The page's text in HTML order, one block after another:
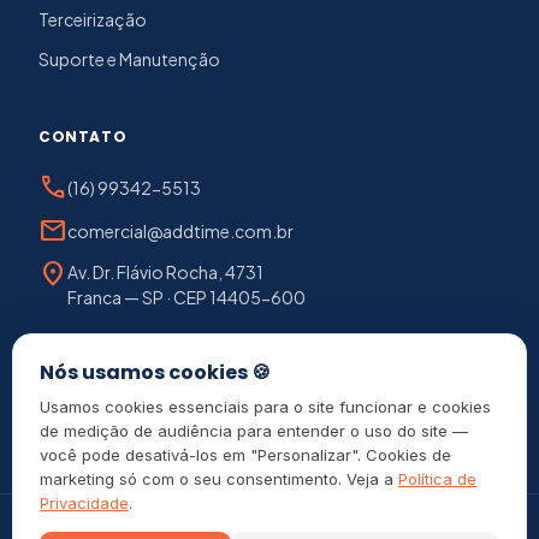
Terceirização
Suporte e Manutenção
CONTATO
phone(16) 99342-5513
mailcomercial@addtime.com.br
location_on Av. Dr. Flávio Rocha, 4731
Franca — SP · CEP 14405-600
chatFalar com consultor
Nós usamos cookies 🍪
Usamos cookies essenciais para o site funcionar e cookies
de medição de audiência para entender o uso do site —
você pode desativá-los em "Personalizar". Cookies de
marketing só com o seu consentimento. Veja a Política de
Privacidade.